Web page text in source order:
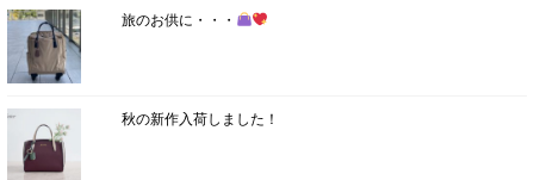
旅のお供に・・・
秋の新作入荷しました！